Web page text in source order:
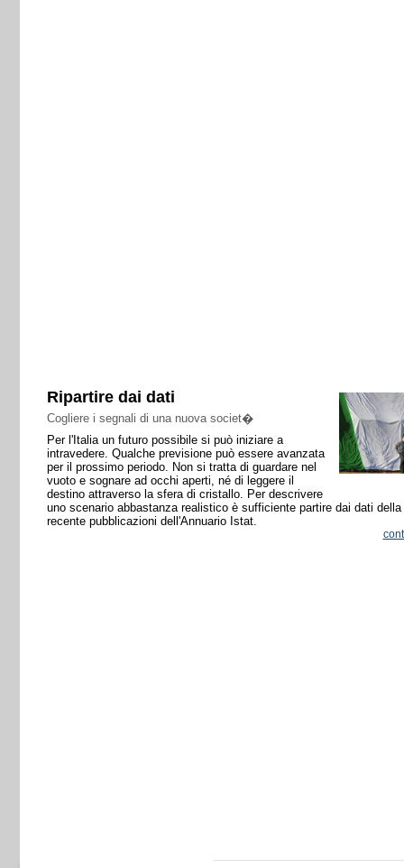
Ripartire dai dati
Cogliere i segnali di una nuova societ�
Per l'Italia un futuro possibile si può iniziare a
intravedere. Qualche previsione può essere avanzata
per il prossimo periodo. Non si tratta di guardare nel
vuoto e sognare ad occhi aperti, né di leggere il
destino attraverso la sfera di cristallo. Per descrivere
uno scenario abbastanza realistico è sufficiente partire dai dati della
recente pubblicazioni dell'Annuario Istat.